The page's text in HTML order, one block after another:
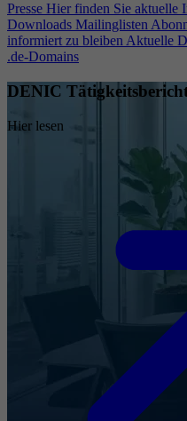
Presse Hier finden Sie aktuelle
Downloads Mailinglisten
informiert zu bleiben Aktuelle
.de-Domains
DENIC
Hier lesen